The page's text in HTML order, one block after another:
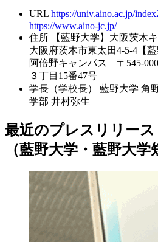
URL https://univ.aino.ac.jp/
https://www.aino-jc.jp/
住所
【藍野大学】大阪茨
大阪府茨木市東太田4-5-4【
阿倍野キャンパス 〒545-
３丁目15番47号
学長（学校長）
藍野大学 角
学部 井村弥生
最近のプレスリリース
（藍野大学・藍野大学